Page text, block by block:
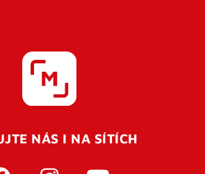
NÁS I NA SÍTÍCH